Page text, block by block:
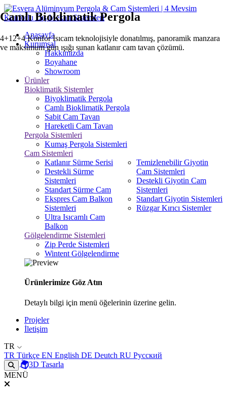
Anasayfa
Kurumsal
Hakkımızda
Boyahane
Showroom
Ürünler
Bioklimatik Sistemler
Biyoklimatik Pergola
Camlı Bioklimatik Pergola
Sabit Cam Tavan
Hareketli Cam Tavan
Pergola Sistemleri
Kumaş Pergola Sistemleri
Cam Sistemleri
Katlanır Sürme Serisi
Destekli Sürme
Sistemleri
Standart Sürme Cam
Ekspres Cam Balkon
Sistemleri
Ultra Isıcamlı Cam
Balkon
Temizlenebilir Giyotin
Cam Sistemleri
Destekli Giyotin Cam
Sistemleri
Standart Giyotin Sistemleri
Rüzgar Kırıcı Sistemler
Gölgelendirme Sistemleri
Zip Perde Sistemleri
Wintent Gölgelendirme
Ürünlerimize Göz Atın
Detaylı bilgi için menü öğelerinin üzerine gelin.
Projeler
İletişim
TR
TR Türkçe EN English DE Deutch RU Русский
3D Tasarla
MENÜ
Camlı Bioklimatik Pergola
4+12+4 Konfor Isıcam teknolojisiyle donatılmış, panoramik manzara
ve maksimum gün ışığı sunan katlanır cam tavan çözümü.